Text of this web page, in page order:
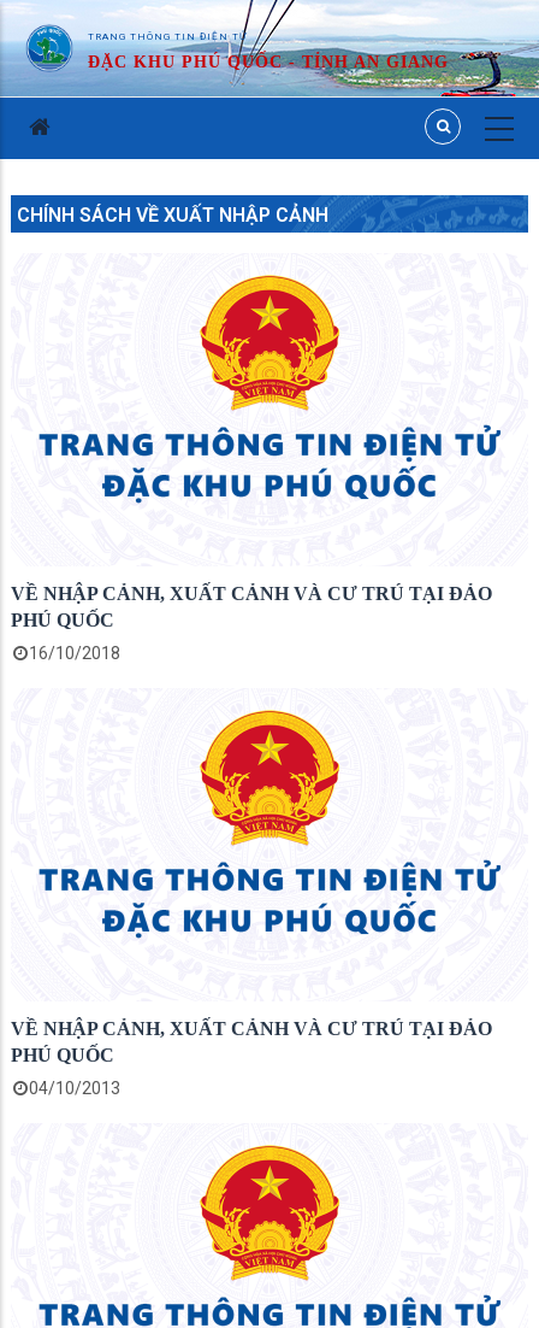
TRANG THÔNG TIN ĐIỆN TỬ
ĐẶC KHU PHÚ QUỐC - TỈNH AN GIANG
CHÍNH SÁCH VỀ XUẤT NHẬP CẢNH
VỀ NHẬP CẢNH, XUẤT CẢNH VÀ CƯ TRÚ TẠI ĐẢO
PHÚ QUỐC
16/10/2018
VỀ NHẬP CẢNH, XUẤT CẢNH VÀ CƯ TRÚ TẠI ĐẢO
PHÚ QUỐC
04/10/2013